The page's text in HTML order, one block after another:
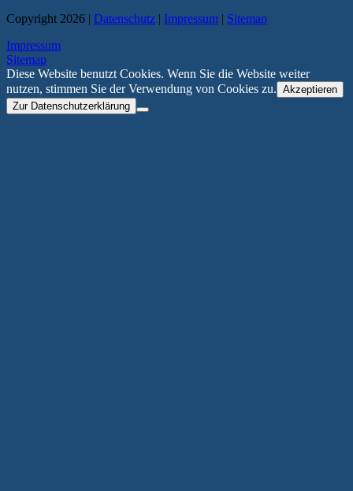
Copyright 2026 | Datenschutz | Impressum | Sitemap
Impressum
Sitemap
Diese Website benutzt Cookies. Wenn Sie die Website weiter
nutzen, stimmen Sie der Verwendung von Cookies zu. Akzeptieren
Zur Datenschutzerklärung